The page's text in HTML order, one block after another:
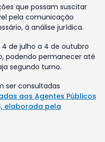
que possam suscitar
pela comunicação
à análise jurídica.
de julho a 4 de outubro
podendo permanecer até
segundo turno.
ser consultadas
aos Agentes Públicos
elaborada pela